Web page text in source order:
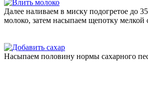
Далее наливаем в миску подогретое до
молоко, затем насыпаем щепотку мелкой
Насыпаем половину нормы сахарного